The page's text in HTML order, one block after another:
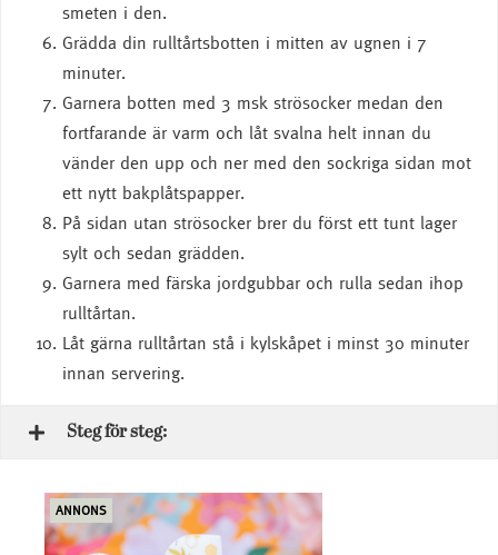
smeten i den.
Grädda din rulltårtsbotten i mitten av ugnen i 7
minuter.
Garnera botten med 3 msk strösocker medan den
fortfarande är varm och låt svalna helt innan du
vänder den upp och ner med den sockriga sidan mot
ett nytt bakplåtspapper.
På sidan utan strösocker brer du först ett tunt lager
sylt och sedan grädden.
Garnera med färska jordgubbar och rulla sedan ihop
rulltårtan.
Låt gärna rulltårtan stå i kylskåpet i minst 30 minuter
innan servering.
Steg för steg:
ANNONS